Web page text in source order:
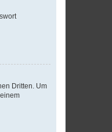
Dritten. Um